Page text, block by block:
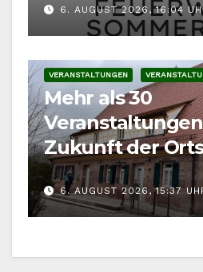
6. AUGUST 2026, 16:04
VERANSTALTUNGEN
Mehr als 30
Zukunft der
6. AUGUST 2026, 15:37